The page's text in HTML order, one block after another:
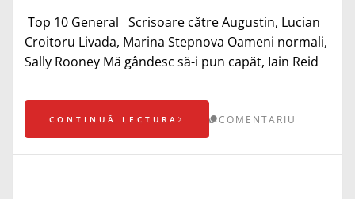
Top 10 General Scrisoare către Augustin, Lucian
Croitoru Livada, Marina Stepnova Oameni normali,
Sally Rooney Mă gândesc să-i pun capăt, Iain Reid
CONTINUĂ LECTURA COMENTARIU